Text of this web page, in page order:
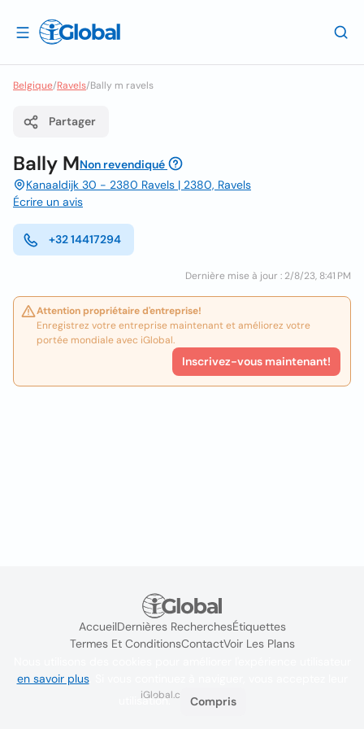
Belgique/Ravels/Bally m ravels
Partager
Bally MNon revendiqué
Kanaaldijk 30 - 2380 Ravels | 2380, Ravels
Écrire un avis
+32 14417294
Dernière mise à jour : 2/8/23, 8:41 PM
Attention propriétaire d'entreprise!
Enregistrez votre entreprise maintenant et améliorez votre
portée mondiale avec iGlobal.
Inscrivez-vous maintenant!
AccueilDernières RecherchesÉtiquettes
Termes Et ConditionsContactVoir Les Plans
iGlobal.co @ 2024
en savoir plus. Si vous continuez à naviguer, vous acceptez leur
utilisation.
Compris